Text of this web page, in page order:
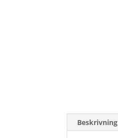
Beskrivning